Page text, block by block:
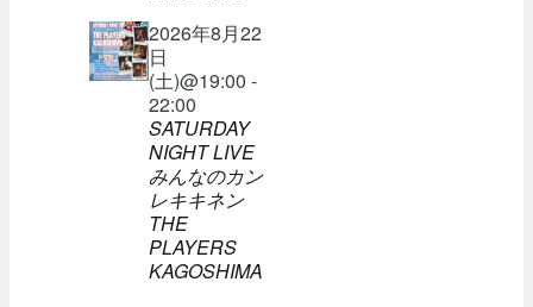
2026年8月22
日
(土)@19:00 -
22:00
SATURDAY
NIGHT LIVE
みんなのカン
レキキネン
THE
PLAYERS
KAGOSHIMA